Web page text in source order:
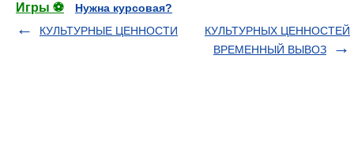
Игры ⚽
Нужна курсовая?
КУЛЬТУРНЫЕ ЦЕННОСТИ
КУЛЬТУРНЫХ ЦЕННОСТЕЙ
ВРЕМЕННЫЙ ВЫВОЗ